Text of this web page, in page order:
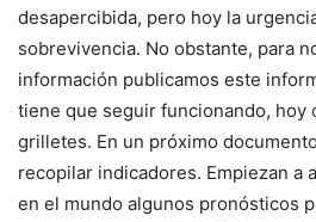
desapercibida, pero hoy la
sobrevivencia. No obstante, para
información publicamos este
tiene que seguir funcionando, hoy
grilletes. En un próximo
recopilar indicadores. Empiezan a
en el mundo algunos pronósticos